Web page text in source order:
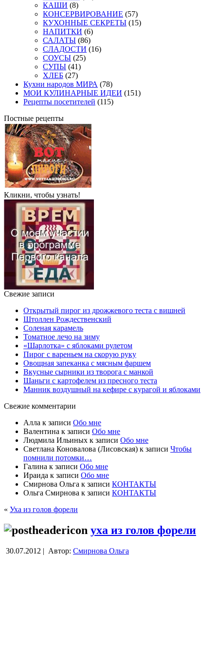
КАШИ (8)
КОНСЕРВИРОВАНИЕ (57)
КУХОННЫЕ СЕКРЕТЫ (15)
НАПИТКИ (6)
САЛАТЫ (86)
СЛАДОСТИ (16)
СОУСЫ (25)
СУПЫ (41)
ХЛЕБ (27)
Кухни народов МИРА (78)
МОИ КУЛИНАРНЫЕ ИДЕИ (151)
Рецепты посетителей (115)
Постные рецепты
Кликни, чтобы узнать!
Свежие записи
Открытый пирог из дрожжевого теста с вишней
Штоллен Рождественский
Соленая карамель
Томатное лечо на зиму
«Шарлотка» с яблоками рулетом
Пирог с вареньем на скорую руку
Овощная запеканка с мясным фаршем
Вкусные сырники из творога с манкой
Шаньги с картофелем из пресного теста
Манник воздушный на кефире с курагой и яблоками
Свежие комментарии
Алла к записи Обо мне
Валентина к записи Обо мне
Людмила Ильиных к записи Обо мне
Светлана Коновалова (Лисовская) к записи Чтобы
помнили потомки…
Галина к записи Обо мне
Ираида к записи Обо мне
Смирнова Ольга к записи КОНТАКТЫ
Ольга Смирнова к записи КОНТАКТЫ
« Уха из голов форели
уха из голов форели
30.07.2012 | Автор: Смирнова Ольга